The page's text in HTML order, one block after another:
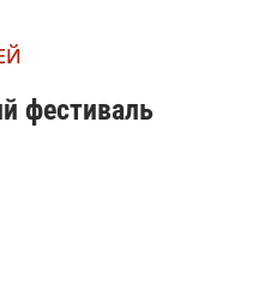
фестиваль